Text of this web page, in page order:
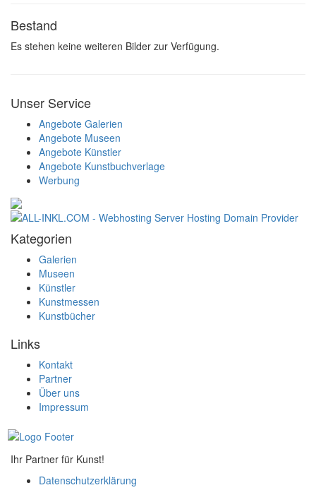
Bestand
Es stehen keine weiteren Bilder zur Verfügung.
Unser Service
Angebote Galerien
Angebote Museen
Angebote Künstler
Angebote Kunstbuchverlage
Werbung
Kategorien
Galerien
Museen
Künstler
Kunstmessen
Kunstbücher
Links
Kontakt
Partner
Über uns
Impressum
Ihr Partner für Kunst!
Datenschutzerklärung